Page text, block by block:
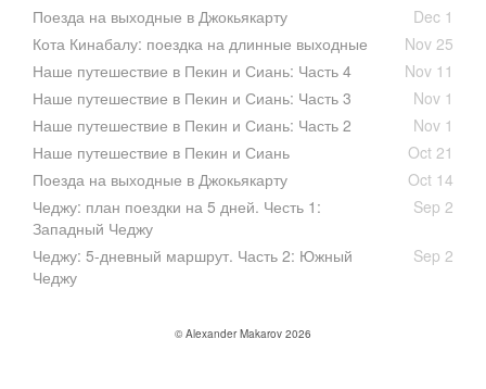
Поезда на выходные в Джокьякарту
Dec 1
Кота Кинабалу: поездка на длинные выходные
Nov 25
Наше путешествие в Пекин и Сиань: Часть 4
Nov 11
Наше путешествие в Пекин и Сиань: Часть 3
Nov 1
Наше путешествие в Пекин и Сиань: Часть 2
Nov 1
Наше путешествие в Пекин и Сиань
Oct 21
Поезда на выходные в Джокьякарту
Oct 14
Чеджу: план поездки на 5 дней. Честь 1:
Западный Чеджу
Sep 2
Чеджу: 5-дневный маршрут. Часть 2: Южный
Чеджу
Sep 2
© Alexander Makarov 2026